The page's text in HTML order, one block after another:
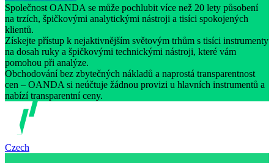
Společnost OANDA se může pochlubit více než 20 lety působení
na trzích, špičkovými analytickými nástroji a tisíci spokojených
klientů.
Získejte přístup k nejaktivnějším světovým trhům s tisíci instrumenty
na dosah ruky a špičkovými technickými nástroji, které vám
pomohou při analýze.
Obchodování bez zbytečných nákladů a naprostá transparentnost
cen – OANDA si neúčtuje žádnou provizi u hlavních instrumentů a
nabízí transparentní ceny.
Czech